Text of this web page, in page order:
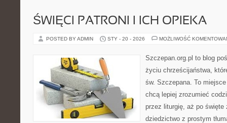
ŚWIĘCI PATRONI I ICH OPIEKA
POSTED BY ADMIN STY - 20 - 2026 MOŻLIWOŚĆ
Szczepan.org.pl to blog
życiu chrześcijaństwa,
św. Szczepana. To
chcą lepiej zrozumieć
przez liturgię, aż po święte
dziedzictwo z prostym